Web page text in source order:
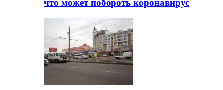
что может побороть коронавирус